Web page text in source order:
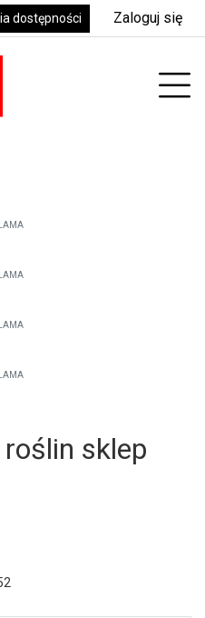
dostępności Zaloguj się
sklep